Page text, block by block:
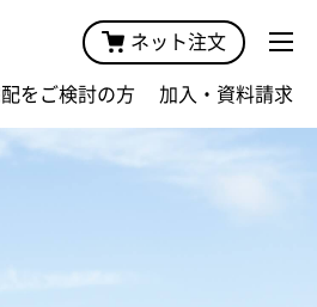
ネット注文
をご検討の方 加入・資料請求